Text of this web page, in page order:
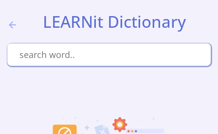
LEARNit Dictionary